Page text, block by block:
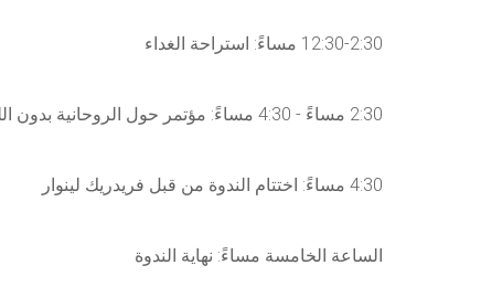
12:30-2:30 مساءً: استراحة الغداء
2:30 مساءً - 4:30 مساءً: مؤتمر حول الروحانية بدون الله، يليه نقاش
4:30 مساءً: اختتام الندوة من قبل فريدريك لينوار
الساعة الخامسة مساءً: نهاية الندوة